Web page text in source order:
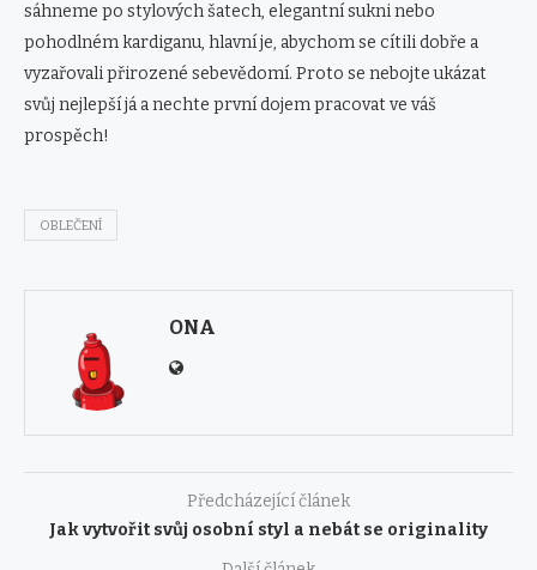
sáhneme po stylových šatech, elegantní sukni nebo
pohodlném kardiganu, hlavní je, abychom se cítili dobře a
vyzařovali přirozené sebevědomí. Proto se nebojte ukázat
svůj nejlepší já a nechte první dojem pracovat ve váš
prospěch!
OBLEČENÍ
ONA
Předcházející článek
Jak vytvořit svůj osobní styl a nebát se originality